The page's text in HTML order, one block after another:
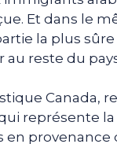
Et dans le
la plus
reste du
Canada,
représente
en